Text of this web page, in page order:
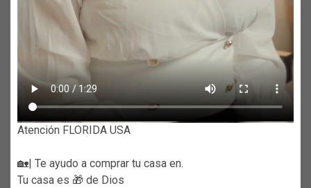
Atención FLORIDA USA
🏡| Te ayudo a comprar tu casa en.
Tu casa es 🎁 de Dios